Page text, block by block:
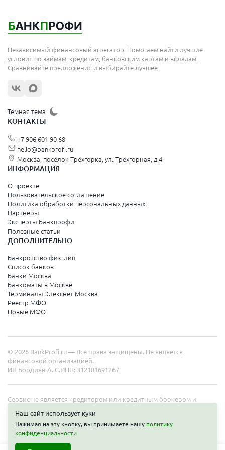
Независимый финансовый агрегатор. Помогаем найти лучшие
условия по займам, кредитам, банковским картам и вкладам.
Сравнивайте предложения и выбирайте лучшее.
Тёмная тема
КОНТАКТЫ
+7 906 601 90 68
hello@bankprofi.ru
Москва, посёлок Трёхгорка, ул. Трёхгорная, д.4
ИНФОРМАЦИЯ
О проекте
Пользовательское соглашение
Политика обработки персональных данных
Партнеры
Эксперты Банкпрофи
Полезные статьи
ДОПОЛНИТЕЛЬНО
Банкротство физ. лиц
Список банков
Банки Москва
Банкоматы в Москве
Терминалы Элекснет Москва
Реестр МФО
Новые МФО
© 2026 BankProfi.ru — Все права защищены. Не является
финансовой организацией.
ИП Бордиян А. С.ИНН: 312181691267
Сервис не является кредитором или кредитным брокером и
на сайте не является публичной офертой. Полные условия услуг
уточняйте на сайте организаций.
Наш сайт использует куки
Нажимая на эту кнопку, вы принимаете нашу политику
конфиденциальности